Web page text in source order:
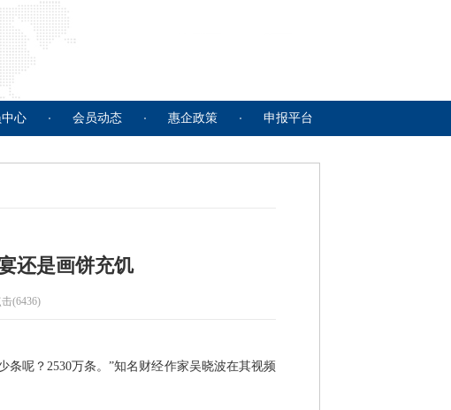
心 会员动态 惠企政策 申报平台
还是画饼充饥
(6436)
呢？2530万条。”知名财经作家吴晓波在其视频